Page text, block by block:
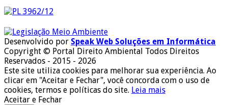
Desenvolvido por Speak Web Soluções em Informática
Copyright © Portal Direito Ambiental Todos Direitos
Reservados - 2015 - 2026
Este site utiliza cookies para melhorar sua experiência. Ao
clicar em "Aceitar e Fechar", você concorda com o uso de
cookies, termos e políticas do site. Leia mais
Aceitar e Fechar